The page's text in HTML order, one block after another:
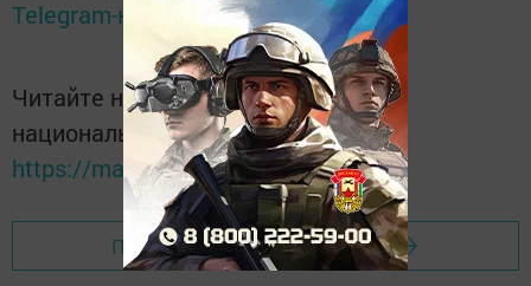
Telegram-канале
Татмедиа
Читайте новости Татарстана в
национальном мессенджере MАХ:
https://max.ru/tatmedia
Перейти на страницу новости